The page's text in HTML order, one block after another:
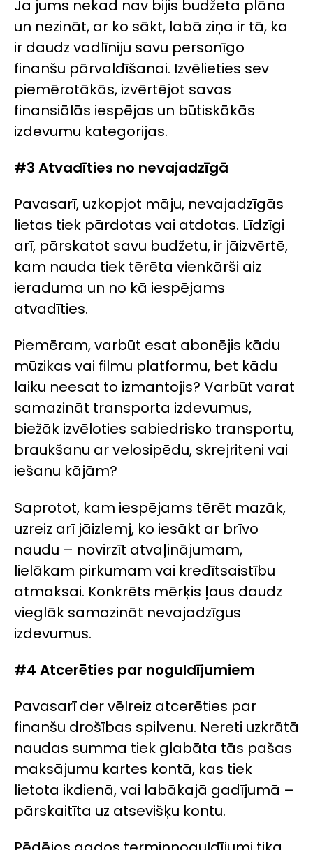
Ja jums nekad nav bijis budžeta plāna
un nezināt, ar ko sākt, labā ziņa ir tā, ka
ir daudz vadlīniju savu personīgo
finanšu pārvaldīšanai. Izvēlieties sev
piemērotākās, izvērtējot savas
finansiālās iespējas un būtiskākās
izdevumu kategorijas.
#3 Atvadīties no nevajadzīgā
Pavasarī, uzkopjot māju, nevajadzīgās
lietas tiek pārdotas vai atdotas. Līdzīgi
arī, pārskatot savu budžetu, ir jāizvērtē,
kam nauda tiek tērēta vienkārši aiz
ieraduma un no kā iespējams
atvadīties.
Piemēram, varbūt esat abonējis kādu
mūzikas vai filmu platformu, bet kādu
laiku neesat to izmantojis? Varbūt varat
samazināt transporta izdevumus,
biežāk izvēloties sabiedrisko transportu,
braukšanu ar velosipēdu, skrejriteni vai
iešanu kājām?
Saprotot, kam iespējams tērēt mazāk,
uzreiz arī jāizlemj, ko iesākt ar brīvo
naudu – novirzīt atvaļinājumam,
lielākam pirkumam vai kredītsaistību
atmaksai. Konkrēts mērķis ļaus daudz
vieglāk samazināt nevajadzīgus
izdevumus.
#4 Atcerēties par noguldījumiem
Pavasarī der vēlreiz atcerēties par
finanšu drošības spilvenu. Nereti uzkrātā
naudas summa tiek glabāta tās pašas
maksājumu kartes kontā, kas tiek
lietota ikdienā, vai labākajā gadījumā –
pārskaitīta uz atsevišķu kontu.